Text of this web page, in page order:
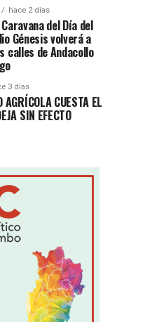
hace 2 días
del Día del
Génesis volverá a
calles de Andacollo
3 días
AGRÍCOLA CUESTA EL
SIN EFECTO